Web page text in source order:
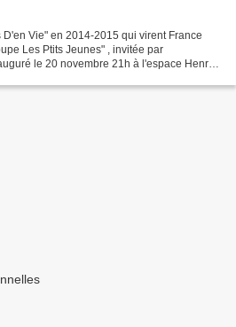
Vie" en 2014-2015 qui virent France
Les Ptits Jeunes" , invitée par
le 20 novembre 21h à l'espace Henry